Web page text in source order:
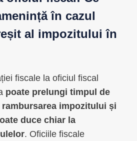
în cazul
al impozitului în
fiscale la oficiul fiscal
poate prelungi timpul de
impozitului și
duce chiar la
. Oficiile fiscale